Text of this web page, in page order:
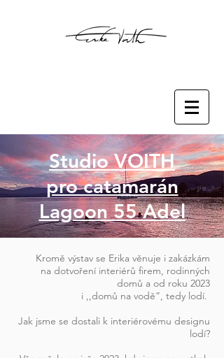
Studio VOITH
pro catamarán
Lagoon 55 Adel
Kromě výstav se Erika věnuje i zakázkám
na dotvoření interiérů firem, rodinných
domů a od roku 2023
i ,,domů na vodě”, tedy lodí.
Jak jsme se dostali k interiérovému designu
lodí?